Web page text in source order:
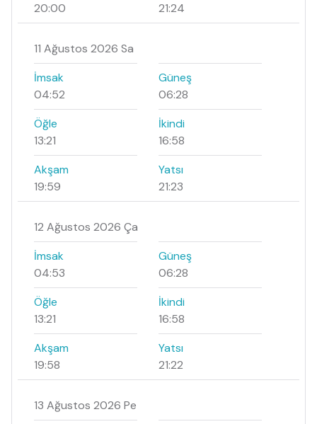
20:00
21:24
11 Ağustos 2026 Sa
İmsak
04:52
Güneş
06:28
Öğle
13:21
İkindi
16:58
Akşam
19:59
Yatsı
21:23
12 Ağustos 2026 Ça
İmsak
04:53
Güneş
06:28
Öğle
13:21
İkindi
16:58
Akşam
19:58
Yatsı
21:22
13 Ağustos 2026 Pe